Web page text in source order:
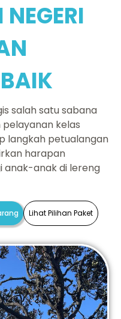
salah satu sabana
kelas
langkah petualangan
harapan
anak-anak di lereng
Lihat Pilihan Paket